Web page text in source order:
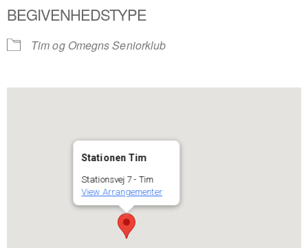
BEGIVENHEDSTYPE
Tim og Omegns Seniorklub
Stationen Tim
Stationsvej 7 - Tim
View Arrangementer